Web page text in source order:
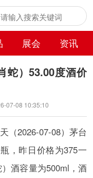
展会
资讯
蛇）53.00度酒价
07-08 10:35:10
（2026-07-08）茅台
，昨日价格为375一
酒容量为500ml，酒